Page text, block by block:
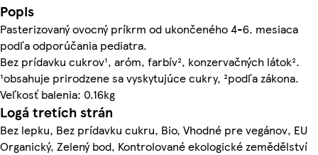
Popis
Pasterizovaný ovocný príkrm od ukončeného 4-6. mesiaca
podľa odporúčania pediatra.
Bez prídavku cukrov¹, aróm, farbív², konzervačných látok².
¹obsahuje prirodzene sa vyskytujúce cukry, ²podľa zákona.
Veľkosť balenia: 0.16kg
Logá tretích strán
Bez lepku, Bez prídavku cukru, Bio, Vhodné pre vegánov, EU
Organický, Zelený bod, Kontrolované ekologické zemědělství